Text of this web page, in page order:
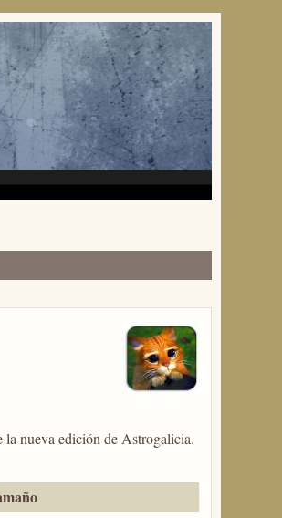
la nueva edición de Astrogalicia.